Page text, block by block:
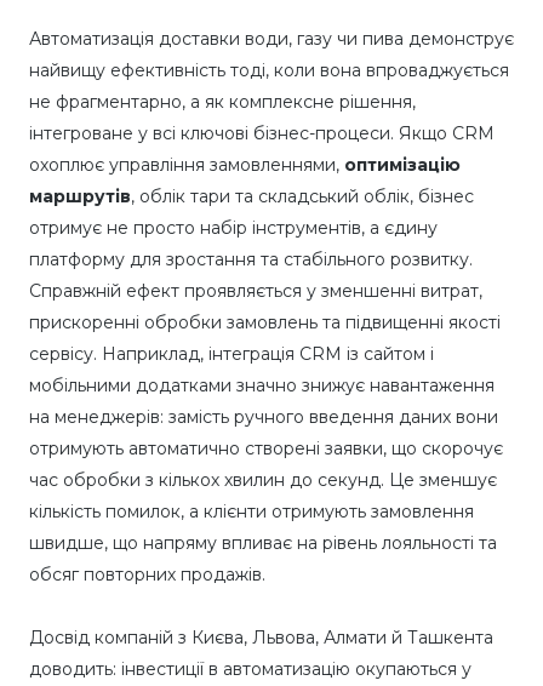
Автоматизація доставки води, газу чи пива демонструє
найвищу ефективність тоді, коли вона впроваджується
не фрагментарно, а як комплексне рішення,
інтегроване у всі ключові бізнес-процеси. Якщо CRM
охоплює управління замовленнями, оптимізацію
маршрутів, облік тари та складський облік, бізнес
отримує не просто набір інструментів, а єдину
платформу для зростання та стабільного розвитку.
Справжній ефект проявляється у зменшенні витрат,
прискоренні обробки замовлень та підвищенні якості
сервісу. Наприклад, інтеграція CRM із сайтом і
мобільними додатками значно знижує навантаження
на менеджерів: замість ручного введення даних вони
отримують автоматично створені заявки, що скорочує
час обробки з кількох хвилин до секунд. Це зменшує
кількість помилок, а клієнти отримують замовлення
швидше, що напряму впливає на рівень лояльності та
обсяг повторних продажів.
Досвід компаній з Києва, Львова, Алмати й Ташкента
доводить: інвестиції в автоматизацію окупаються у